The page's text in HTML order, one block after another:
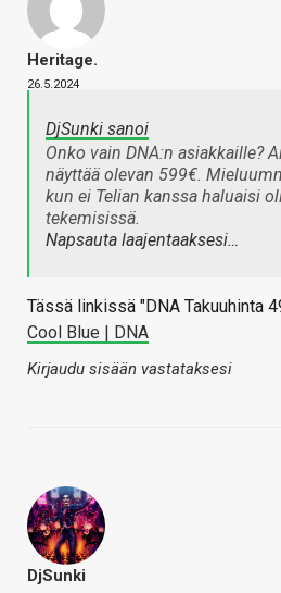
Heritage.
26.5.2024
DjSunki sanoi
Onko vain DNA:n asiakkaille?
näyttää olevan 599€.
kun ei Telian kanssa haluaisi
tekemisissä.
Napsauta laajentaaksesi…
Tässä linkissä "DNA Takuuhinta
Cool Blue | DNA
Kirjaudu sisään vastataksesi
DjSunki